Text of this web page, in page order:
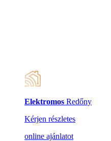
Elektromos Redőny
Kérjen részletes
online ajánlatot